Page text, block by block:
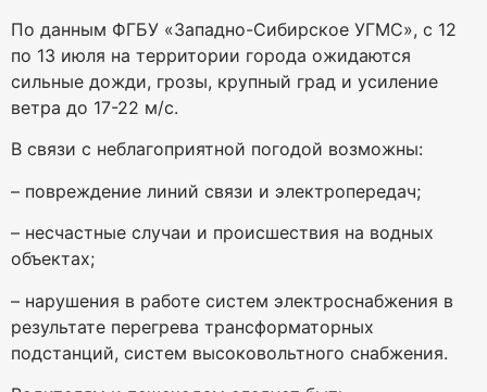
По данным ФГБУ «Западно-Сибирское УГМС», с 12
по 13 июля на территории города ожидаются
сильные дожди, грозы, крупный град и усиление
ветра до 17-22 м/с.
В связи с неблагоприятной погодой возможны:
– повреждение линий связи и электропередач;
– несчастные случаи и происшествия на водных
объектах;
– нарушения в работе систем электроснабжения в
результате перегрева трансформаторных
подстанций, систем высоковольтного снабжения.